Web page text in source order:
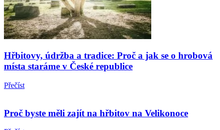
Hřbitovy, údržba a tradice: Proč a jak se o hrobová
místa staráme v České republice
Přečíst
Proč byste měli zajít na hřbitov na Velikonoce